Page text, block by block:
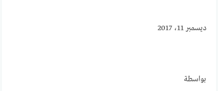
ديسمبر 11، 2017
بواسطة